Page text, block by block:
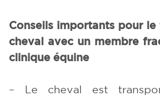
Conseils importants pour le
cheval avec un membre
clinique équine
– Le cheval est